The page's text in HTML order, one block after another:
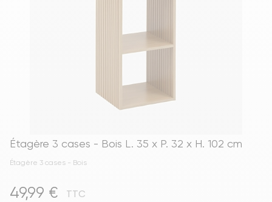
Étagère 3 cases - Bois L. 35 x P. 32 x H. 102 cm
Étagère 3 cases - Bois
49,99 € TTC